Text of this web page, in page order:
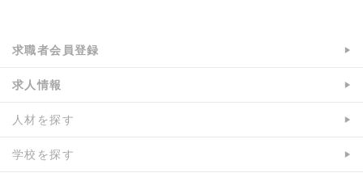
求職者会員登録
求人情報
人材を探す
学校を探す